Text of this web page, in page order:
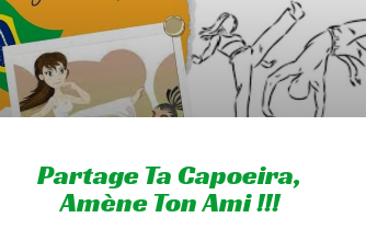
Partage Ta Capoeira,
Amène Ton Ami !!!